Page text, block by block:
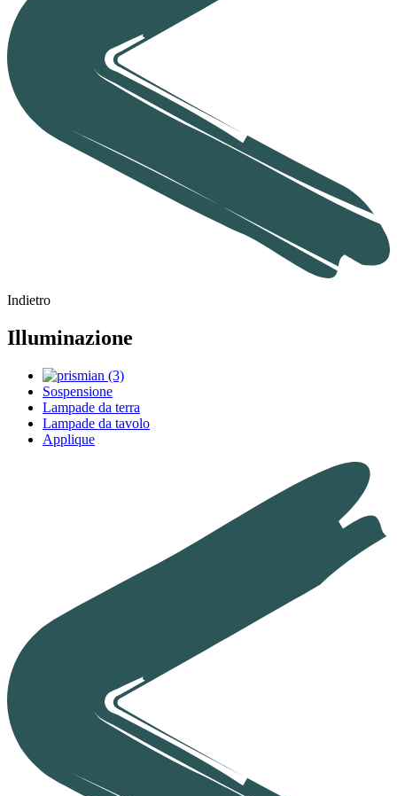
Indietro
Illuminazione
Sospensione
Lampade da terra
Lampade da tavolo
Applique